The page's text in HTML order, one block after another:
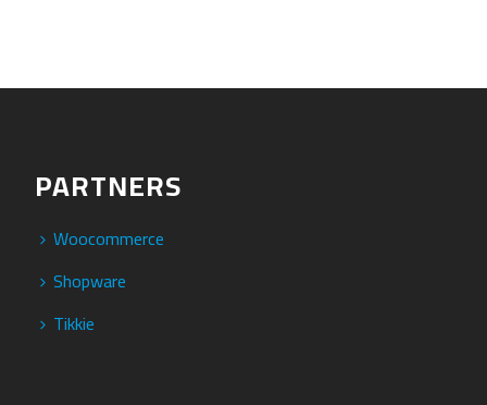
PARTNERS
Woocommerce
Shopware
Tikkie